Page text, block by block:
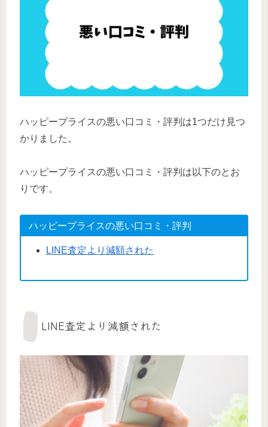
ハッピープライスの悪い口コミ・評判は1つだけ見つ
かりました。
ハッピープライスの悪い口コミ・評判は以下のとお
りです。
ハッピープライスの悪い口コミ・評判
LINE査定より減額された
LINE査定より減額された